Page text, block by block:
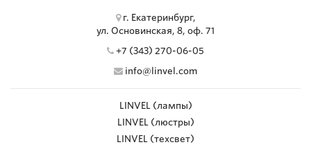
г. Екатеринбург,
ул. Основинская, 8, оф. 71
+7 (343) 270-06-05
info@linvel.com
LINVEL (лампы)
LINVEL (люстры)
LINVEL (техсвет)